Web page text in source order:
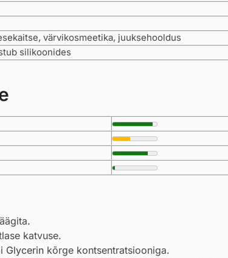
värvikosmeetika, juuksehooldus
silikoonides
katvuse.
Glycerin kõrge kontsentratsiooniga.